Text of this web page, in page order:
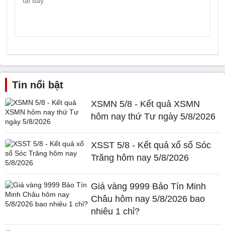
Tin nổi bật
XSMN 5/8 - Kết quả XSMN
hôm nay thứ Tư ngày 5/8/2026
XSST 5/8 - Kết quả xổ số Sóc
Trăng hôm nay 5/8/2026
Giá vàng 9999 Bảo Tín Minh
Châu hôm nay 5/8/2026 bao
nhiêu 1 chỉ?